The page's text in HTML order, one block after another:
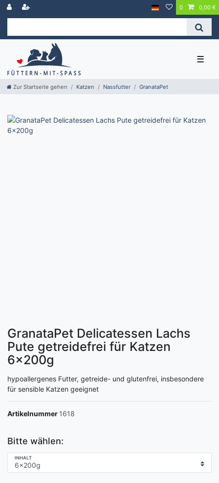
0 0,00 €
☰
Zur Startseite gehen Katzen Nassfutter GranataPet
GranataPet Delicatessen Lachs
Pute getreidefrei für Katzen
6x200g
hypoallergenes Futter, getreide- und glutenfrei, insbesondere
für sensible Katzen geeignet
Artikelnummer 1618
Bitte wählen:
INHALT